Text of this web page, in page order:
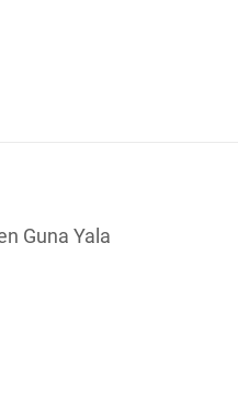
Guna Yala